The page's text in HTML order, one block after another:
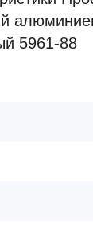
5961-88